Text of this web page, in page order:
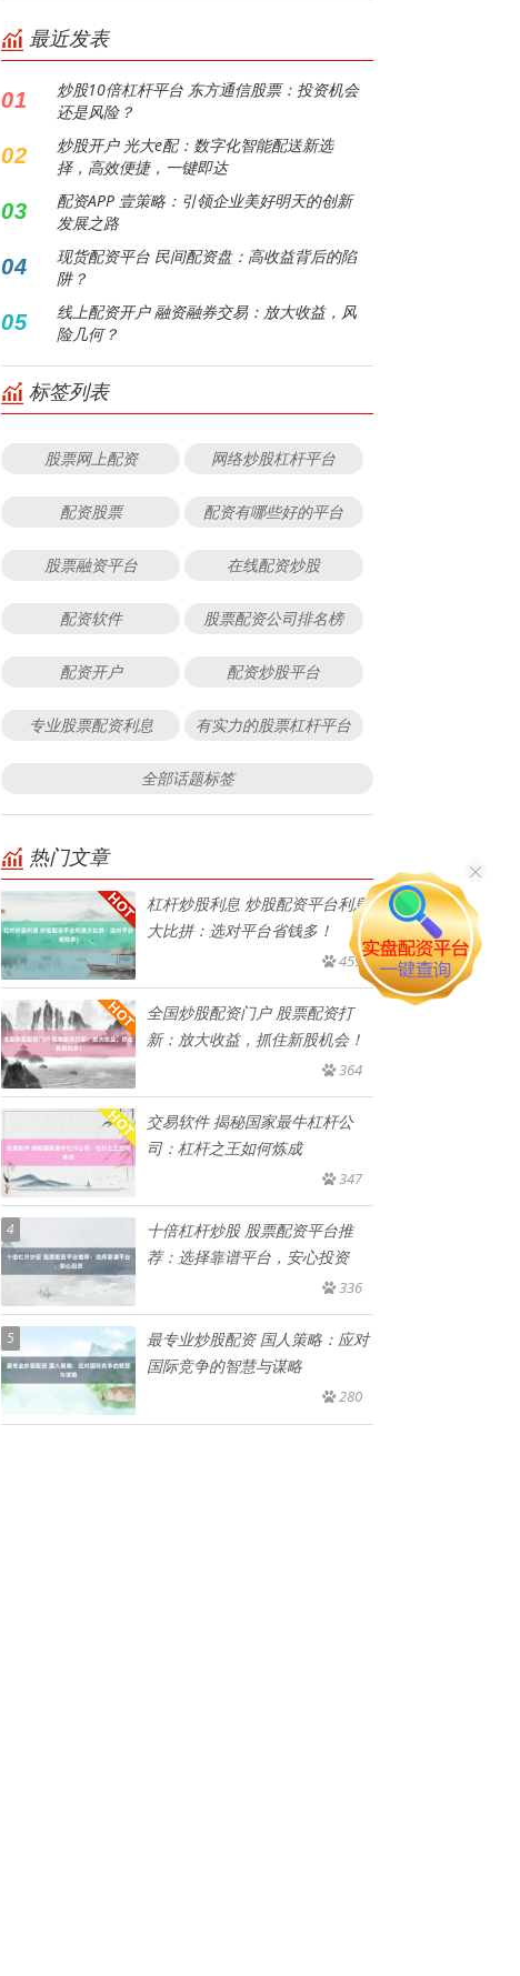
最近发表
01
炒股10倍杠杆平台 东方通信股票：投资机会
还是风险？
02
炒股开户 光大e配：数字化智能配送新选
择，高效便捷，一键即达
03
配资APP 壹策略：引领企业美好明天的创新
发展之路
04
现货配资平台 民间配资盘：高收益背后的陷
阱？
05
线上配资开户 融资融券交易：放大收益，风
险几何？
标签列表
股票网上配资 网络炒股杠杆平台
配资股票 配资有哪些好的平台
股票融资平台 在线配资炒股
配资软件 股票配资公司排名榜
配资开户 配资炒股平台
专业股票配资利息 有实力的股票杠杆平台
全部话题标签
热门文章
杠杆炒股利息 炒股配资平台利息
大比拼：选对平台省钱多！
459
全国炒股配资门户 股票配资打
新：放大收益，抓住新股机会！
364
交易软件 揭秘国家最牛杠杆公
司：杠杆之王如何炼成
347
4
十倍杠杆炒股 股票配资平台推
荐：选择靠谱平台，安心投资
336
5
最专业炒股配资 国人策略：应对
国际竞争的智慧与谋略
280